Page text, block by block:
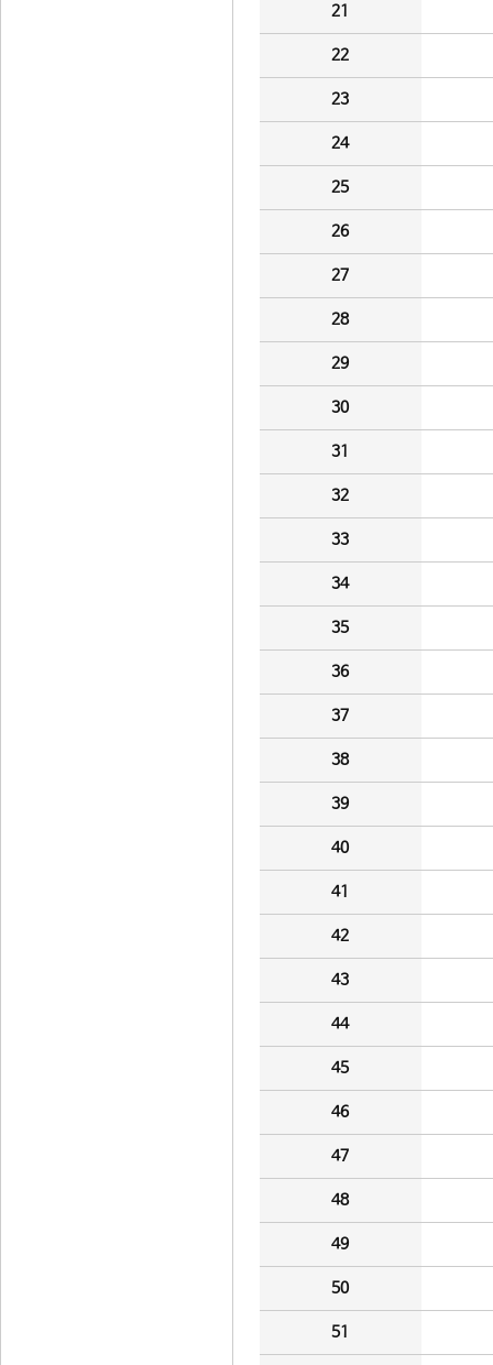
21
22
23
24
25
26
27
28
29
30
31
32
33
34
35
36
37
38
39
40
41
42
43
44
45
46
47
48
49
50
51